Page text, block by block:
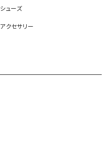
シューズ
アクセサリー